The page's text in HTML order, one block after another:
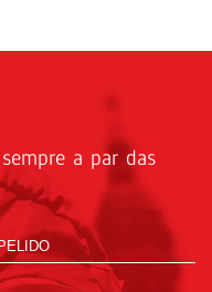
a par das